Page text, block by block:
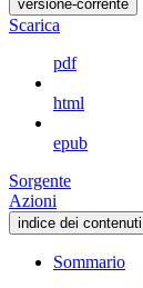
versione-corrente
Scarica
pdf
html
epub
Sorgente
Azioni
indice dei contenuti
Sommario